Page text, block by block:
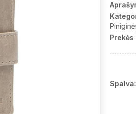
Prekės
Spalva: